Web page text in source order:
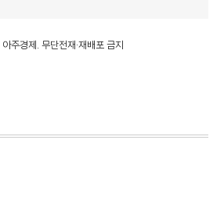
주경제. 무단전재·재배포 금지